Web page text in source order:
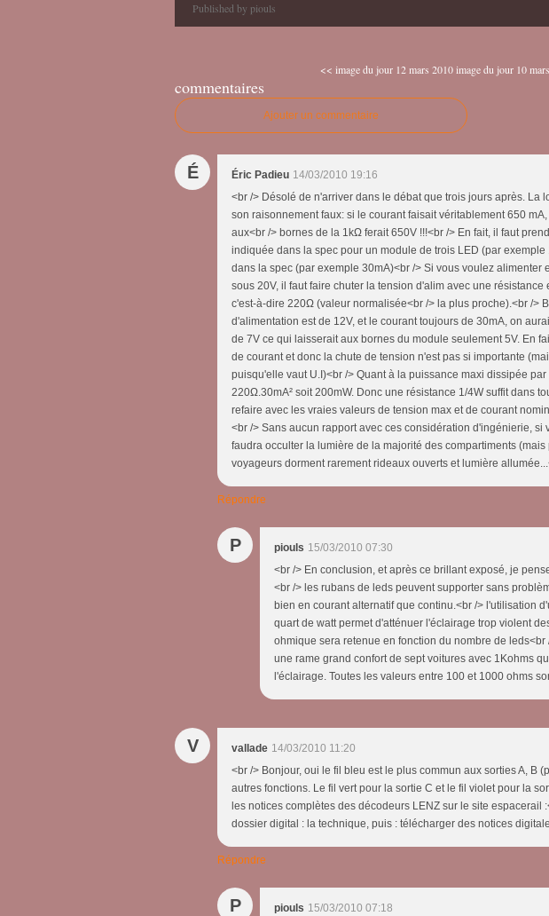
Published by piouls
<< image du jour 12 mars 2010 image du jour 10
commentaires
Ajouter un commentaire
É Éric Padieu 14/03/2010 19:16
<br /> Désolé de n'arriver dans le débat que trois jours après. La
son raisonnement faux: si le courant faisait véritablement 650
aux<br /> bornes de la 1kΩ ferait 650V !!!<br /> En fait, il faut
indiquée dans la spec pour un module de trois LED (par
dans la spec (par exemple 30mA)<br /> Si vous voulez alimenter
sous 20V, il faut faire chuter la tension d'alim avec une
c'est-à-dire 220Ω (valeur normalisée<br /> la plus proche).<br />
d'alimentation est de 12V, et le courant toujours de 30mA, on
de 7V ce qui laisserait aux bornes du module seulement 5V. En
de courant et donc la chute de tension n'est pas si importante
puisqu'elle vaut U.I)<br /> Quant à la puissance maxi dissipée
220Ω.30mA² soit 200mW. Donc une résistance 1/4W suffit dans
refaire avec les vraies valeurs de tension max et de courant
<br /> Sans aucun rapport avec ces considération d'ingénierie, si
faudra occulter la lumière de la majorité des compartiments
voyageurs dorment rarement rideaux ouverts et lumière
Répondre
P piouls 15/03/2010 07:30
<br /> En conclusion, et après ce brillant exposé, je
<br /> les rubans de leds peuvent supporter sans
bien en courant alternatif que continu.<br /> l'utilisation
quart de watt permet d'atténuer l'éclairage trop violent
ohmique sera retenue en fonction du nombre de
une rame grand confort de sept voitures avec 1Kohms
l'éclairage. Toutes les valeurs entre 100 et 1000 ohms
V vallade 14/03/2010 11:20
<br /> Bonjour, oui le fil bleu est le plus commun aux sorties A, B
autres fonctions. Le fil vert pour la sortie C et le fil violet pour la
les notices complètes des décodeurs LENZ sur le site espacerail
dossier digital : la technique, puis : télécharger des notices
Répondre
P piouls 15/03/2010 07:18